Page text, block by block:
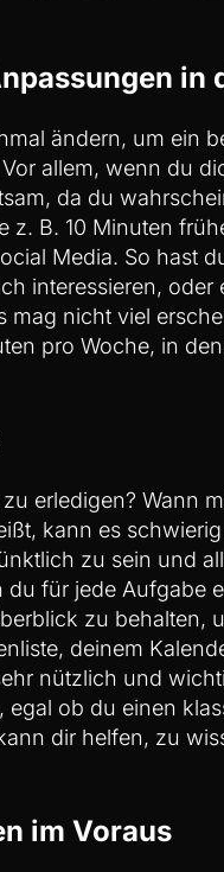
in
ändern, um ein
allem, wenn du
da du
z. B. 10 Minuten
Media. So hast
interessieren, oder
nicht viel
pro Woche, in
erledigen? Wann
kann es
zu sein und
für jede Aufgabe
zu behalten,
deinem
nützlich und
ob du einen
dir helfen, zu
im Voraus